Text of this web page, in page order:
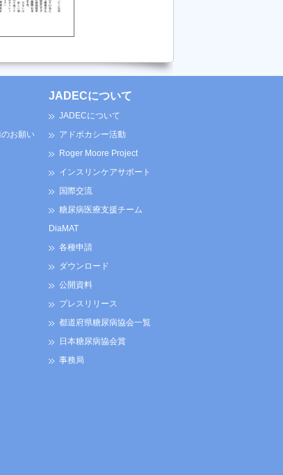
お願い
JADECについて
JADECについて
アドボカシー活動
Roger Moore Project
インスリンケアサポート
国際交流
糖尿病医療支援チーム
DiaMAT
各種申請
ダウンロード
公開資料
プレスリリース
都道府県糖尿病協会一覧
日本糖尿病協会賞
事務局